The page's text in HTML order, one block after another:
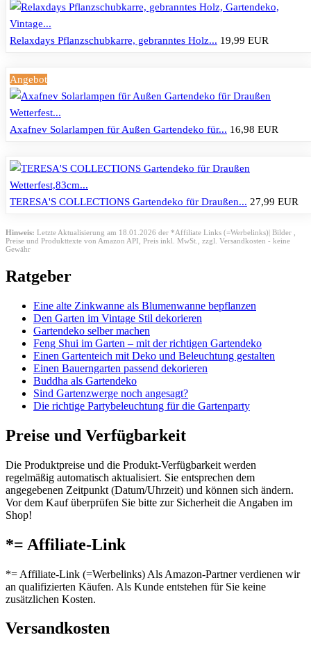
Relaxdays Pflanzschubkarre, gebranntes Holz... 19,99 EUR
Angebot
Axafnev Solarlampen für Außen Gartendeko für... 16,98 EUR
TERESA'S COLLECTIONS Gartendeko für Draußen... 27,99 EUR
Hinweis: Letzte Aktualisierung am 18.01.2026 der *Affiliate Links (=Werbelinks)| Bilder ,
Preise und Produkttexte von Amazon API, Preis inkl. MwSt., zzgl. Versandkosten - keine
Gewähr
Ratgeber
Eine alte Zinkwanne als Blumenwanne bepflanzen
Den Garten im Vintage Stil dekorieren
Gartendeko selber machen
Feng Shui im Garten – mit der richtigen Gartendeko
Einen Gartenteich mit Deko und Beleuchtung gestalten
Einen Bauerngarten passend dekorieren
Buddha als Gartendeko
Sind Gartenzwerge noch angesagt?
Die richtige Partybeleuchtung für die Gartenparty
Preise und Verfügbarkeit
Die Produktpreise und die Produkt-Verfügbarkeit werden
regelmäßig automatisch aktualisiert. Sie entsprechen dem
angegebenen Zeitpunkt (Datum/Uhrzeit) und können sich ändern.
Vor dem Kauf überprüfen Sie bitte zur Sicherheit die Angaben im
Shop!
*= Affiliate-Link
*= Affiliate-Link (=Werbelinks) Als Amazon-Partner verdienen wir
an qualifizierten Käufen. Als Kunde entstehen für Sie keine
zusätzlichen Kosten.
Versandkosten